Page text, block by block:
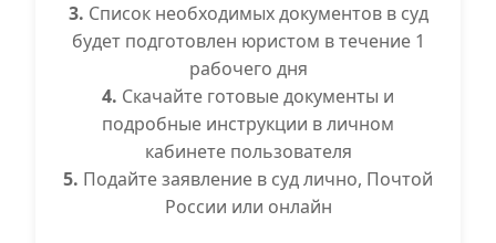
3. Список необходимых документов в суд
будет подготовлен юристом в течение 1
рабочего дня
4. Скачайте готовые документы и
подробные инструкции в личном
кабинете пользователя
5. Подайте заявление в суд лично, Почтой
России или онлайн